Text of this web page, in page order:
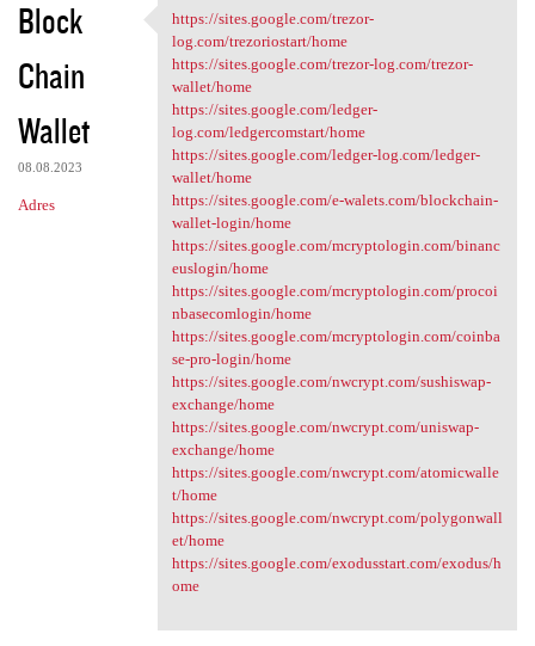
Block
Chain
Wallet
08.08.2023
Adres
https://sites.google.com
https://sites.google.com/trezor-
log.com/trezoriostart/home
https://sites.google.com/trezor-log.com/trezor-
wallet/home
https://sites.google.com/ledger-
log.com/ledgercomstart/home
https://sites.google.com/ledger-log.com/ledger-
wallet/home
https://sites.google.com/e-walets.com/blockchain-
wallet-login/home
https://sites.google.com/mcryptologin.com/binanc
euslogin/home
https://sites.google.com/mcryptologin.com/procoi
nbasecomlogin/home
https://sites.google.com/mcryptologin.com/coinba
se-pro-login/home
https://sites.google.com/nwcrypt.com/sushiswap-
exchange/home
https://sites.google.com/nwcrypt.com/uniswap-
exchange/home
https://sites.google.com/nwcrypt.com/atomicwalle
t/home
https://sites.google.com/nwcrypt.com/polygonwall
et/home
https://sites.google.com/exodusstart.com/exodus/h
ome